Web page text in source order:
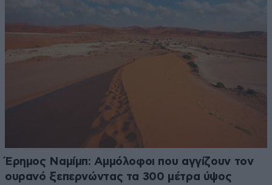
Έρημος Ναμίμπ: Αμμόλοφοι που αγγίζουν τον
ουρανό ξεπερνώντας τα 300 μέτρα ύψος